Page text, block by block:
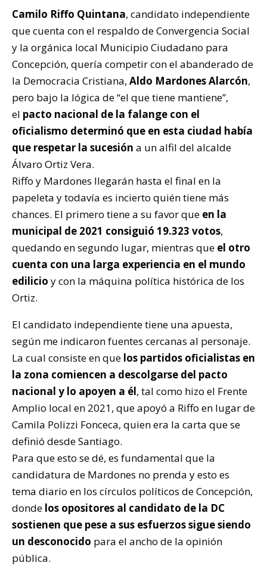
Camilo Riffo Quintana, candidato independiente
que cuenta con el respaldo de Convergencia Social
y la orgánica local Municipio Ciudadano para
Concepción, quería competir con el abanderado de
la Democracia Cristiana, Aldo Mardones Alarcón,
pero bajo la lógica de “el que tiene mantiene”,
el pacto nacional de la falange con el
oficialismo determinó que en esta ciudad había
que respetar la sucesión a un alfil del alcalde
Álvaro Ortiz Vera.
Riffo y Mardones llegarán hasta el final en la
papeleta y todavía es incierto quién tiene más
chances. El primero tiene a su favor que en la
municipal de 2021 consiguió 19.323 votos,
quedando en segundo lugar, mientras que el otro
cuenta con una larga experiencia en el mundo
edilicio y con la máquina política histórica de los
Ortiz.
El candidato independiente tiene una apuesta,
según me indicaron fuentes cercanas al personaje.
La cual consiste en que los partidos oficialistas en
la zona comiencen a descolgarse del pacto
nacional y lo apoyen a él, tal como hizo el Frente
Amplio local en 2021, que apoyó a Riffo en lugar de
Camila Polizzi Fonceca, quien era la carta que se
definió desde Santiago.
Para que esto se dé, es fundamental que la
candidatura de Mardones no prenda y esto es
tema diario en los círculos políticos de Concepción,
donde los opositores al candidato de la DC
sostienen que pese a sus esfuerzos sigue siendo
un desconocido para el ancho de la opinión
pública.